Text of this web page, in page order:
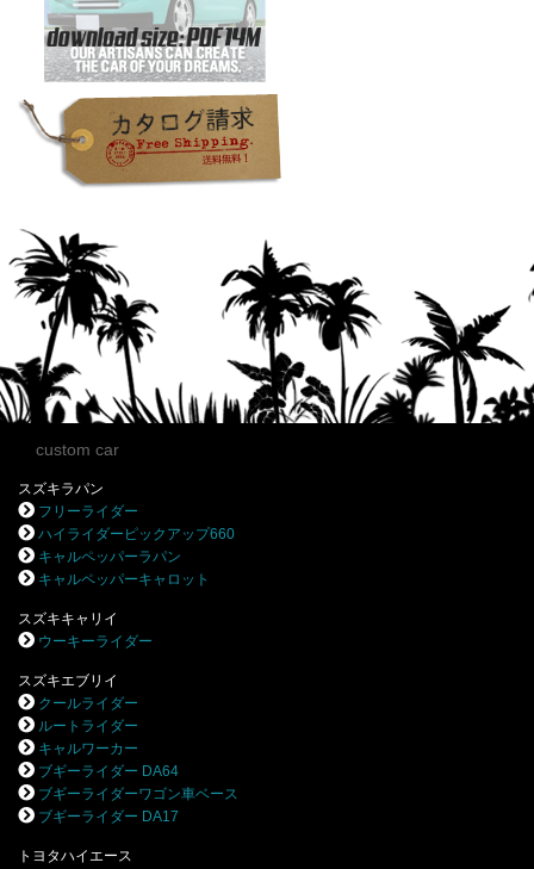
custom car
スズキラパン
フリーライダー
ハイライダーピックアップ660
キャルペッパーラパン
キャルペッパーキャロット
スズキキャリイ
ウーキーライダー
スズキエブリイ
クールライダー
ルートライダー
キャルワーカー
ブギーライダー DA64
ブギーライダーワゴン車ベース
ブギーライダー DA17
トヨタハイエース